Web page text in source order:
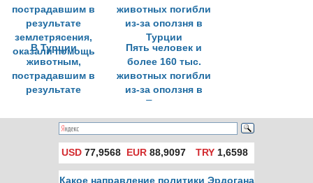
время пандемии
коронавируса
В Турции
животным,
пострадавшим в
результате
оказали помощь
Пять человек и
более 160 тыс.
животных погибли
из-за оползня в
Турции
USD 77,9568 EUR 88,9097 TRY1,6598
Какое направление политики Эрдогана